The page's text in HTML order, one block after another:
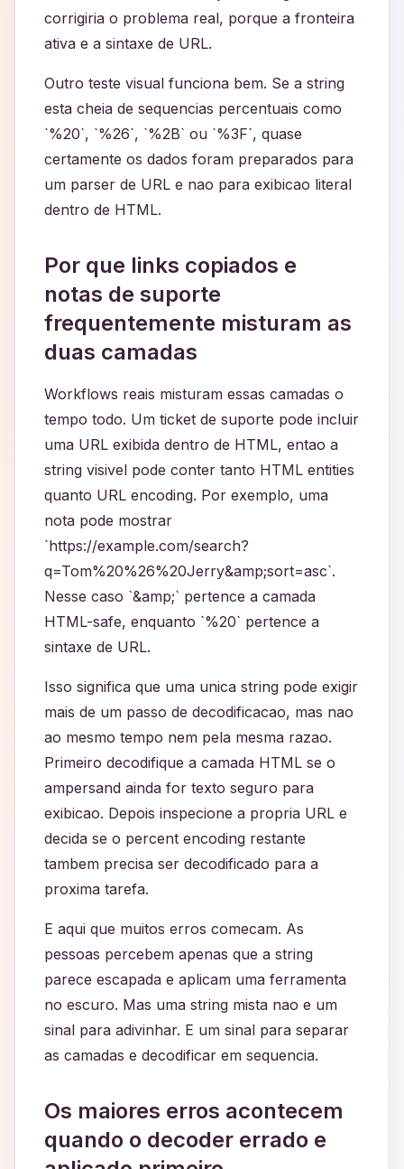
corrigiria o problema real, porque a fronteira
ativa e a sintaxe de URL.
Outro teste visual funciona bem. Se a string
esta cheia de sequencias percentuais como
`%20`, `%26`, `%2B` ou `%3F`, quase
certamente os dados foram preparados para
um parser de URL e nao para exibicao literal
dentro de HTML.
Por que links copiados e
notas de suporte
frequentemente misturam as
duas camadas
Workflows reais misturam essas camadas o
tempo todo. Um ticket de suporte pode incluir
uma URL exibida dentro de HTML, entao a
string visivel pode conter tanto HTML entities
quanto URL encoding. Por exemplo, uma
nota pode mostrar
`https://example.com/search?
q=Tom%20%26%20Jerry&amp;sort=asc`.
Nesse caso `&amp;` pertence a camada
HTML-safe, enquanto `%20` pertence a
sintaxe de URL.
Isso significa que uma unica string pode exigir
mais de um passo de decodificacao, mas nao
ao mesmo tempo nem pela mesma razao.
Primeiro decodifique a camada HTML se o
ampersand ainda for texto seguro para
exibicao. Depois inspecione a propria URL e
decida se o percent encoding restante
tambem precisa ser decodificado para a
proxima tarefa.
E aqui que muitos erros comecam. As
pessoas percebem apenas que a string
parece escapada e aplicam uma ferramenta
no escuro. Mas uma string mista nao e um
sinal para adivinhar. E um sinal para separar
as camadas e decodificar em sequencia.
Os maiores erros acontecem
quando o decoder errado e